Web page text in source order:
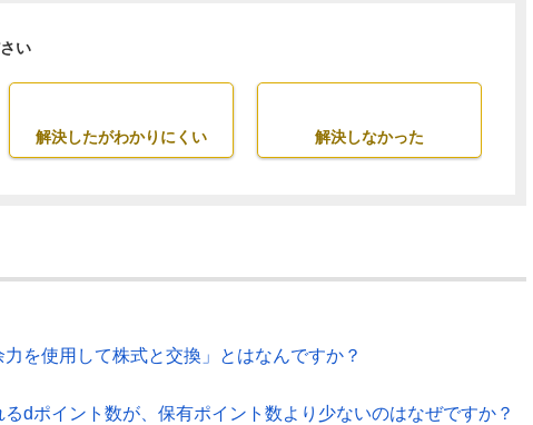
い
解決したがわかりにくい 解決しなかった
を使用して株式と交換」とはなんですか？
dポイント数が、保有ポイント数より少ないのはなぜですか？